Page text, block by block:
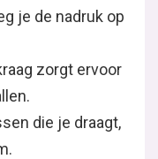
je de nadruk op
zorgt ervoor
die je draagt,